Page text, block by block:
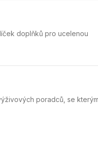
doplňků pro ucelenou
poradců, se